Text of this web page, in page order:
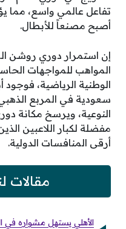
تفاعل عالمي واسع، مما
أصبح مصنعاً للأبطال.
إن استمرار دوري روشن
المواهب للمواجهات
الوطنية الرياضية،
سعودية في المربع
النوعية، ويرسخ مكانة
مفضلة لكبار اللاعبين
أرقى المنافسات الدولية.
مقالات
الأهلي يستهل مشواره في